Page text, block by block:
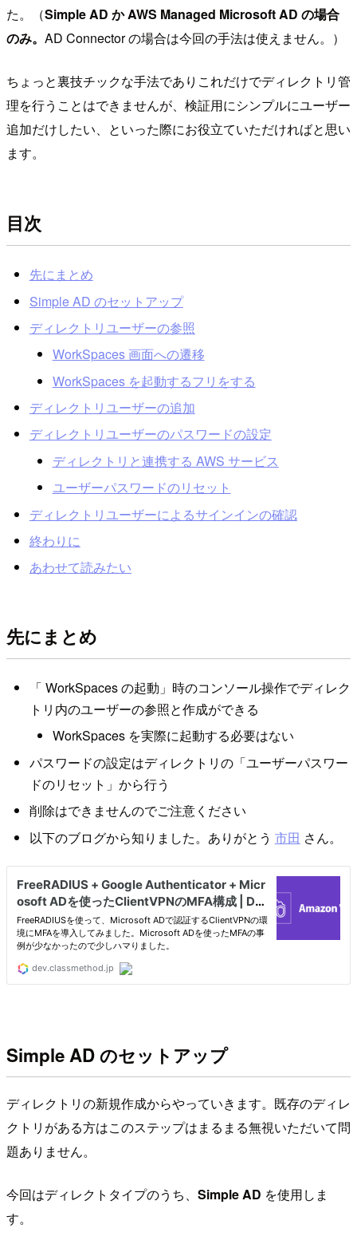
た。（Simple AD か AWS Managed Microsoft AD の場合
のみ。 AD Connector の場合は今回の手法は使えません。）
ちょっと裏技チックな手法でありこれだけでディレクトリ管
理を行うことはできませんが、検証用にシンプルにユーザー
追加だけしたい、といった際にお役立ていただければと思い
ます。
目次
先にまとめ
Simple AD のセットアップ
ディレクトリユーザーの参照
WorkSpaces 画面への遷移
WorkSpaces を起動するフリをする
ディレクトリユーザーの追加
ディレクトリユーザーのパスワードの設定
ディレクトリと連携する AWS サービス
ユーザーパスワードのリセット
ディレクトリユーザーによるサインインの確認
終わりに
あわせて読みたい
先にまとめ
「 WorkSpaces の起動」時のコンソール操作でディレク
トリ内のユーザーの参照と作成ができる
WorkSpaces を実際に起動する必要はない
パスワードの設定はディレクトリの「ユーザーパスワー
ドのリセット」から行う
削除はできませんのでご注意ください
以下のブログから知りました。ありがとう 市田 さん。
Simple AD のセットアップ
ディレクトリの新規作成からやっていきます。既存のディレ
クトリがある方はこのステップはまるまる無視いただいて問
題ありません。
今回はディレクトタイプのうち、 Simple AD を使用しま
す。